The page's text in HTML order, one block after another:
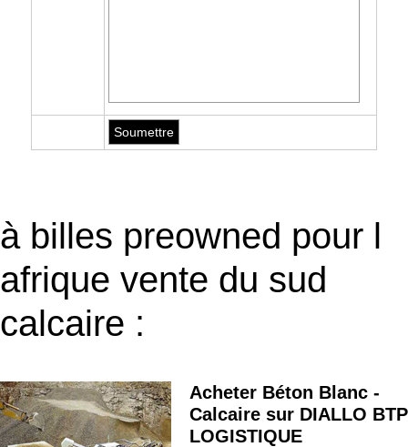
à billes preowned pour l
afrique vente du sud
calcaire :
Acheter Béton Blanc -
Calcaire sur DIALLO BTP
LOGISTIQUE